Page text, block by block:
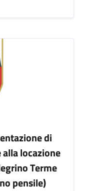
di
locazione
Terme
pensile)